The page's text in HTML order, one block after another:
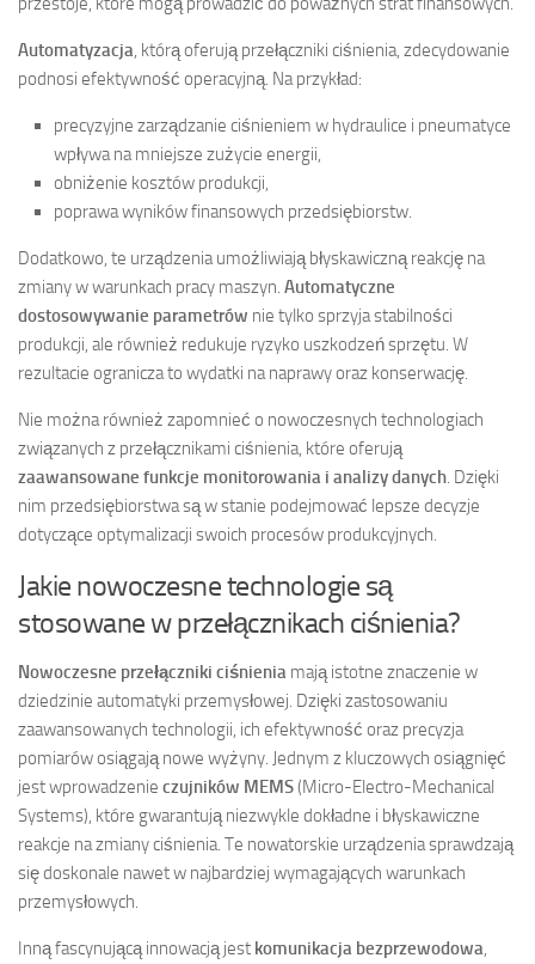
Automatyzacja, którą oferują przełączniki ciśnienia, zdecydowanie
podnosi efektywność operacyjną. Na przykład:
precyzyjne zarządzanie ciśnieniem w hydraulice i pneumatyce
wpływa na mniejsze zużycie energii,
obniżenie kosztów produkcji,
poprawa wyników finansowych przedsiębiorstw.
Dodatkowo, te urządzenia umożliwiają błyskawiczną reakcję na
zmiany w warunkach pracy maszyn. Automatyczne
dostosowywanie parametrów nie tylko sprzyja stabilności
produkcji, ale również redukuje ryzyko uszkodzeń sprzętu. W
rezultacie ogranicza to wydatki na naprawy oraz konserwację.
Nie można również zapomnieć o nowoczesnych technologiach
związanych z przełącznikami ciśnienia, które oferują
zaawansowane funkcje monitorowania i analizy danych. Dzięki
nim przedsiębiorstwa są w stanie podejmować lepsze decyzje
dotyczące optymalizacji swoich procesów produkcyjnych.
Jakie nowoczesne technologie są
stosowane w przełącznikach ciśnienia?
Nowoczesne przełączniki ciśnienia mają istotne znaczenie w
dziedzinie automatyki przemysłowej. Dzięki zastosowaniu
zaawansowanych technologii, ich efektywność oraz precyzja
pomiarów osiągają nowe wyżyny. Jednym z kluczowych osiągnięć
jest wprowadzenie czujników MEMS(Micro-Electro-Mechanical
Systems), które gwarantują niezwykle dokładne i błyskawiczne
reakcje na zmiany ciśnienia. Te nowatorskie urządzenia sprawdzają
się doskonale nawet w najbardziej wymagających warunkach
przemysłowych.
Inną fascynującą innowacją jest komunikacja bezprzewodowa,